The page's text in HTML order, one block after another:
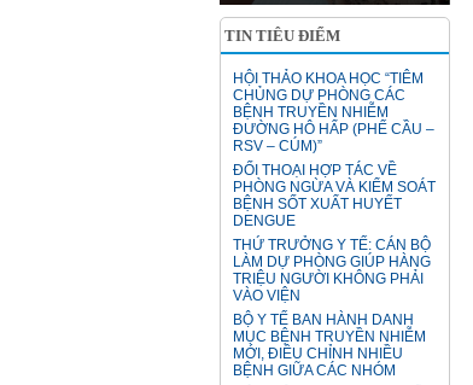
TIN TIÊU ĐIỂM
HỘI THẢO KHOA HỌC “TIÊM
CHỦNG DỰ PHÒNG CÁC
BỆNH TRUYỀN NHIỄM
ĐƯỜNG HÔ HẤP (PHẾ CẦU –
RSV – CÚM)”
ĐỐI THOẠI HỢP TÁC VỀ
PHÒNG NGỪA VÀ KIỂM SOÁT
BỆNH SỐT XUẤT HUYẾT
DENGUE
THỨ TRƯỞNG Y TẾ: CÁN BỘ
LÀM DỰ PHÒNG GIÚP HÀNG
TRIỆU NGƯỜI KHÔNG PHẢI
VÀO VIỆN
BỘ Y TẾ BAN HÀNH DANH
MỤC BỆNH TRUYỀN NHIỄM
MỚI, ĐIỀU CHỈNH NHIỀU
BỆNH GIỮA CÁC NHÓM